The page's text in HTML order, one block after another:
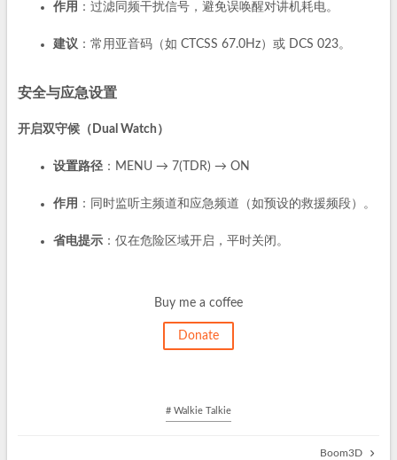
作用 ：过滤同频干扰信号，避免误唤醒对讲机耗电。
建议 ：常用亚音码（如 CTCSS 67.0Hz）或 DCS 023。
安全与应急设置
开启双守候（Dual Watch）
设置路径 ：MENU → 7(TDR) → ON
作用 ：同时监听主频道和应急频道（如预设的救援频段）。
省电提示 ：仅在危险区域开启，平时关闭。
Buy me a coffee
Donate
# Walkie Talkie
Boom3D